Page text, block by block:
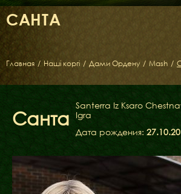
САНТА
Главная / Наші коргі / Дами Ордену / Mash /
Санта
Santerra Iz Ksaro
Igra
Дата рождения:
ДАМИ ОРДЕНУ
КАВАЛЕРИ ОРДЕНУ
ДИТЯЧА КІМНАТА
БІБЛІОТЕКА
МІФИ
БЛОГ